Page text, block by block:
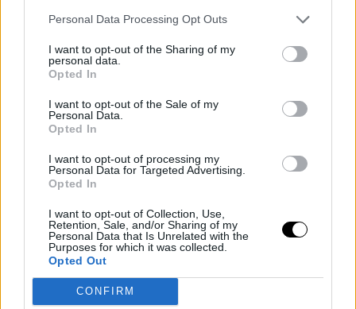
Personal Data Processing Opt Outs
I want to opt-out of the Sharing of my
personal data.
Opted In
I want to opt-out of the Sale of my
Personal Data.
Opted In
I want to opt-out of processing my
Personal Data for Targeted Advertising.
Opted In
I want to opt-out of Collection, Use,
Retention, Sale, and/or Sharing of my
Personal Data that Is Unrelated with the
Purposes for which it was collected.
Opted Out
CONFIRM
Robin Montgomery remporte le titre@LibemaOpen
raison du retrait de Krejcikova.
pic.twitter.com/OztmuZtOPW
Le calvaire des
blessures de
Krejcikova